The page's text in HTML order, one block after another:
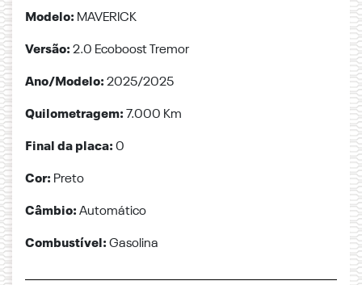
Modelo: MAVERICK
Versão:2.0 Ecoboost Tremor
Ano/Modelo:2025/2025
Quilometragem:7.000 Km
Final da placa:0
Cor: Preto
Câmbio:Automático
Combustível:Gasolina